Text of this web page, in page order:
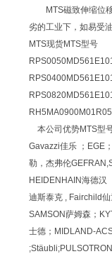
MTS磁致伸缩位移
劣的工业下，如易受
MTS现货MTS型号
本公司优势MTS型
Gavazzi佳乐 ；EGE
勒，杰弗伦
HEIDENHAIN海德汉
迪斯泰克 , Fairchild
SAMSON萨姆森；
士德；MIDLAND-